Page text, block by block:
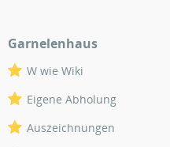
Garnelenhaus
W wie Wiki
Eigene Abholung
Auszeichnungen